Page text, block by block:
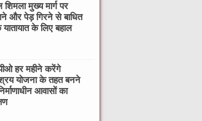
शिमला मुख्य मार्ग पर
और पेड़ गिरने से बाधित
के लिए बहाल
हर महीने करेंगे
योजना के तहत बनने
आवासों का